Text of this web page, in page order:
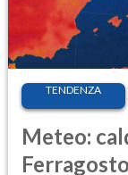
TENDENZA
Meteo: